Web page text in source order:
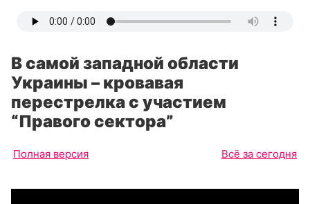
В самой западной области
Украины – кровавая
перестрелка с участием
“Правого сектора”
Полная версия Всё за сегодня